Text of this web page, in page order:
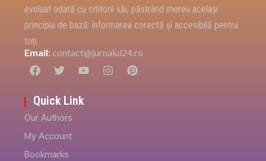
evoluat odată cu cititorii săi, păstrând mereu același
principiu de bază: informarea corectă și accesibilă pentru
toți.
Email:contact@jurnalul24.ro
Quick Link
Our Authors
My Account
Bookmarks